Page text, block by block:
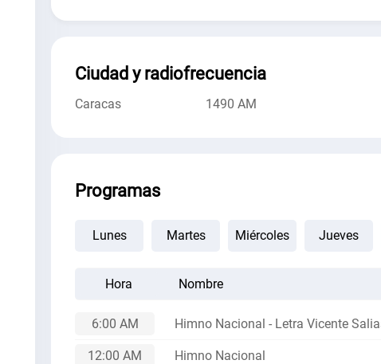
Ciudad y radiofrecuencia
Caracas 1490 AM
Programas
Lunes Martes Miércoles Jueves
Hora Nombre
6:00 AM Himno Nacional - Letra Vicente
12:00 AM Himno Nacional